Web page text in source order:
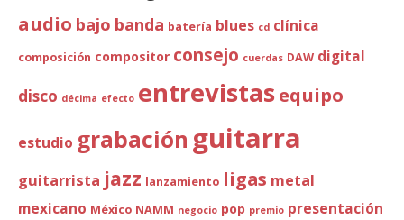
audio bajo banda batería blues cd clínica
composición compositor consejo cuerdas DAW digital
disco décima efecto entrevistasequipo
estudio grabación guitarra
guitarrista jazz lanzamiento ligas metal
mexicano México NAMM negocio pop premio presentación